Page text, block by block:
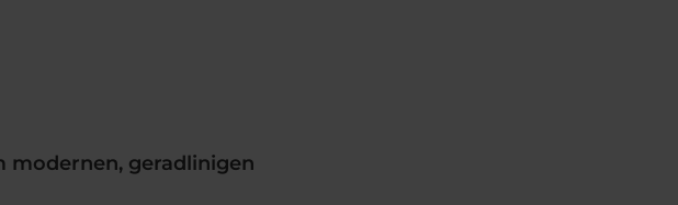
modernen, geradlinigen